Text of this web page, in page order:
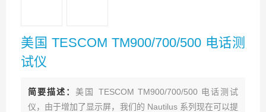
美国 TESCOM TM900/700/500 电话测
试仪
简要描述：美国 TESCOM TM900/700/500 电话测试
仪，由于增加了显示屏，我们的 Nautilus 系列现在可以提